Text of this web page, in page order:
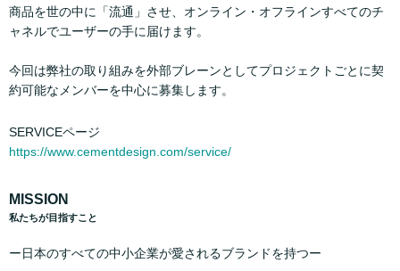
商品を世の中に「流通」させ、オンライン・オフラインすべてのチ
ャネルでユーザーの手に届けます。
今回は弊社の取り組みを外部ブレーンとしてプロジェクトごとに契
約可能なメンバーを中心に募集します。
SERVICEページ
https://www.cementdesign.com/service/
MISSION
私たちが目指すこと
ー日本のすべての中小企業が愛されるブランドを持つー